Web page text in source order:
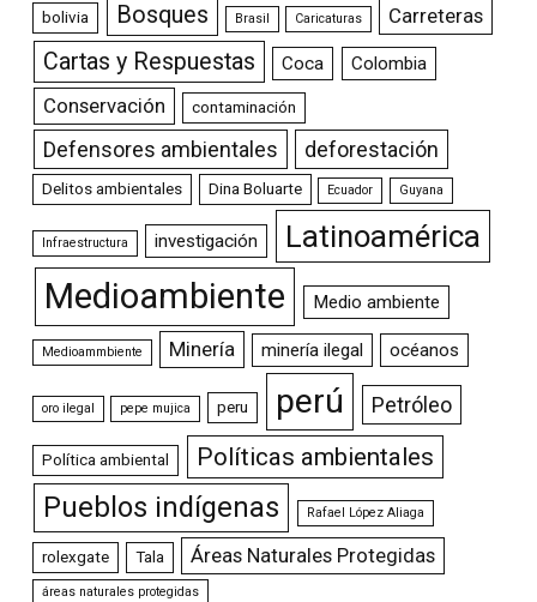
bolivia Bosques Brasil Caricaturas Carreteras
Cartas y Respuestas Coca Colombia
Conservación contaminación
Defensores ambientales deforestación
Delitos ambientales Dina Boluarte Ecuador Guyana
Infraestructura investigación Latinoamérica
Medioambiente Medio ambiente
Medioammbiente Minería minería ilegal océanos
oro ilegal pepe mujica peru perú Petróleo
Política ambiental Políticas ambientales
Pueblos indígenas Rafael López Aliaga
rolexgate Tala Áreas Naturales Protegidas
áreas naturales protegidas